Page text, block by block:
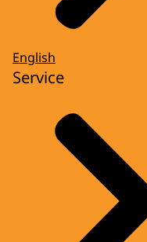
English
Service